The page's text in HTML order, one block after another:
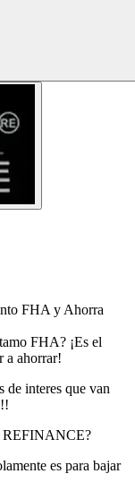
FHA y Ahorra
FHA? ¡Es el
a ahorrar!
de interes que van
REFINANCE?
es para bajar